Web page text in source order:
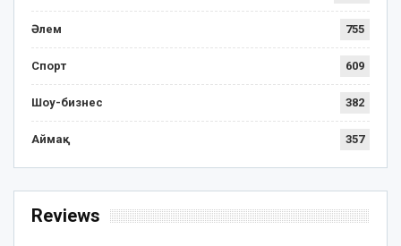
Әлем 755
Спорт 609
Шоу-бизнес 382
Аймақ 357
Reviews